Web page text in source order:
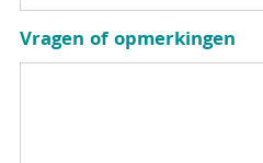
Vragen of opmerkingen